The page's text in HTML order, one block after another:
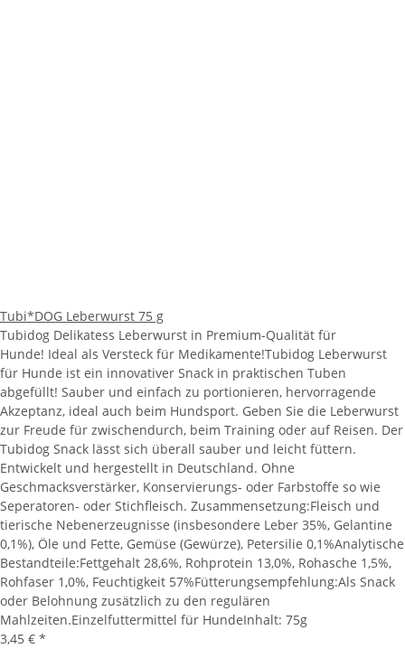
Tubi*DOG Leberwurst 75 g
Tubidog Delikatess Leberwurst in Premium-Qualität für
Hunde! Ideal als Versteck für Medikamente!Tubidog Leberwurst
für Hunde ist ein innovativer Snack in praktischen Tuben
abgefüllt! Sauber und einfach zu portionieren, hervorragende
Akzeptanz, ideal auch beim Hundsport. Geben Sie die Leberwurst
zur Freude für zwischendurch, beim Training oder auf Reisen. Der
Tubidog Snack lässt sich überall sauber und leicht füttern.
Entwickelt und hergestellt in Deutschland. Ohne
Geschmacksverstärker, Konservierungs- oder Farbstoffe so wie
Seperatoren- oder Stichfleisch. Zusammensetzung:Fleisch und
tierische Nebenerzeugnisse (insbesondere Leber 35%, Gelantine
0,1%), Öle und Fette, Gemüse (Gewürze), Petersilie 0,1%Analytische
Bestandteile:Fettgehalt 28,6%, Rohprotein 13,0%, Rohasche 1,5%,
Rohfaser 1,0%, Feuchtigkeit 57%Fütterungsempfehlung:Als Snack
oder Belohnung zusätzlich zu den regulären
Mahlzeiten.Einzelfuttermittel für HundeInhalt: 75g
3,45 € *